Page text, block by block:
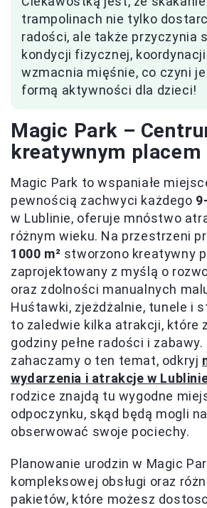
trampolinach nie tylko
radości, ale także przyczynia
kondycji fizycznej,
wzmacnia mięśnie, co czyni
formą aktywności dla dzieci!
Magic Park –
kreatywnym placem
Magic Park to wspaniałe
pewnością zachwyci każdego
w Lublinie, oferuje mnóstwo
różnym wieku. Na przestrzeni
1000 m² stworzono kreatywny
zaprojektowany z myślą o
oraz zdolności manualnych
Huśtawki, zjeżdżalnie, tunele i
to zaledwie kilka atrakcji, które
godziny pełne radości i zabawy.
zahaczamy o ten temat, odkryj
wydarzenia i atrakcje w
rodzice znajdą tu wygodne
odpoczynku, skąd będą mogli
obserwować swoje pociechy.
Planowanie urodzin w Magic
kompleksowej obsługi oraz
pakietów, które możesz